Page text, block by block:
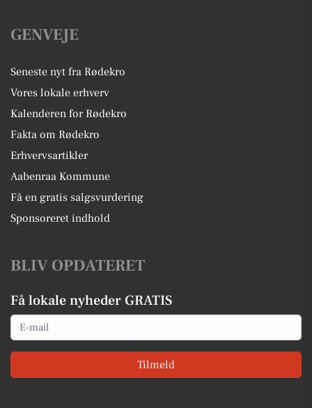
GENVEJE
Seneste nyt fra Rødekro
Vores lokale erhverv
Kalenderen for Rødekro
Fakta om Rødekro
Erhvervsartikler
Aabenraa Kommune
Få en gratis salgsvurdering
Sponsoreret indhold
BLIV OPDATERET
Få lokale nyheder GRATIS
Email
Tilmeld